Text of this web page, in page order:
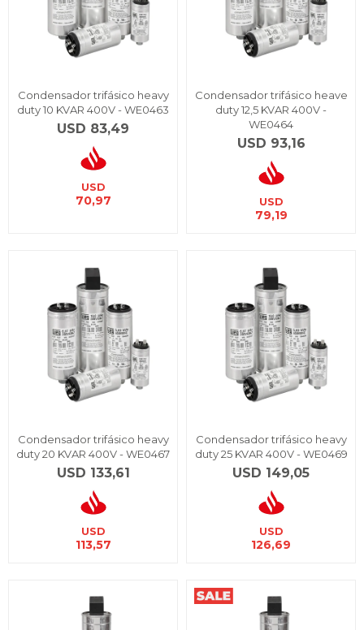
Condensador trifásico heavy
duty 10 KVAR 400V - WE0463
USD 83,49
USD
70,97
Condensador trifásico heave
duty 12,5 KVAR 400V -
WE0464
USD 93,16
USD
79,19
Condensador trifásico heavy
duty 20 KVAR 400V - WE0467
USD 133,61
USD
113,57
Condensador trifásico heavy
duty 25 KVAR 400V - WE0469
USD 149,05
USD
126,69